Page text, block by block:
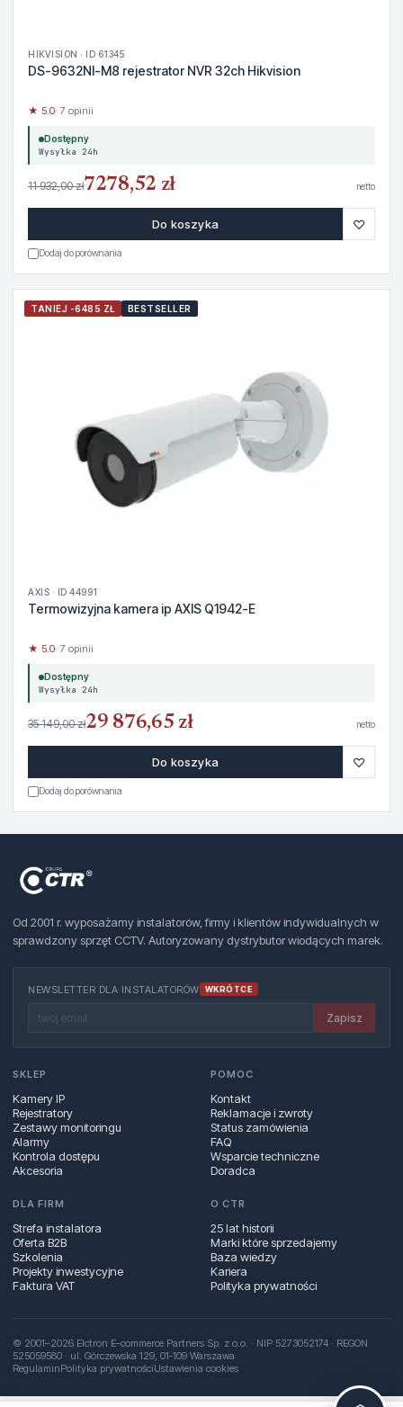
HIKVISION · ID 61345
DS-9632NI-M8 rejestrator NVR 32ch Hikvision
★ 5.0· 7 opinii
Dostępny
Wysyłka 24h
11 932,00 zł7278,52 zł netto
Do koszyka ♡
Dodaj do porównania
TANIEJ -6485 ZŁ BESTSELLER
AXIS · ID 44991
Termowizyjna kamera ip AXIS Q1942-E
★ 5.0· 7 opinii
Dostępny
Wysyłka 24h
35 149,00 zł29 876,65 zł netto
Do koszyka ♡
Dodaj do porównania
Od 2001 r. wyposażamy instalatorów, firmy i klientów indywidualnych w
sprawdzony sprzęt CCTV. Autoryzowany dystrybutor wiodących marek.
NEWSLETTER DLA INSTALATORÓW WKRÓTCE
Zapisz
SKLEP
Kamery IP
Rejestratory
Zestawy monitoringu
Alarmy
Kontrola dostępu
Akcesoria
POMOC
Kontakt
Reklamacje i zwroty
Status zamówienia
FAQ
Wsparcie techniczne
Doradca
DLA FIRM
Strefa instalatora
Oferta B2B
Szkolenia
Projekty inwestycyjne
Faktura VAT
O CTR
25 lat historii
Marki które sprzedajemy
Baza wiedzy
Kariera
Polityka prywatności
© 2001–2026 Elctron E-commerce Partners Sp. z o.o. · NIP 5273052174 · REGON
525059580 · ul. Górczewska 129, 01‑109 Warszawa
RegulaminPolityka prywatnościUstawienia cookies